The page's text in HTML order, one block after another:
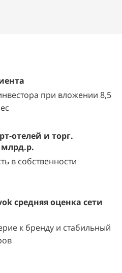
при вложении 8,5
отелей и торг.
в собственности
средняя оценка сети
к бренду и стабильный